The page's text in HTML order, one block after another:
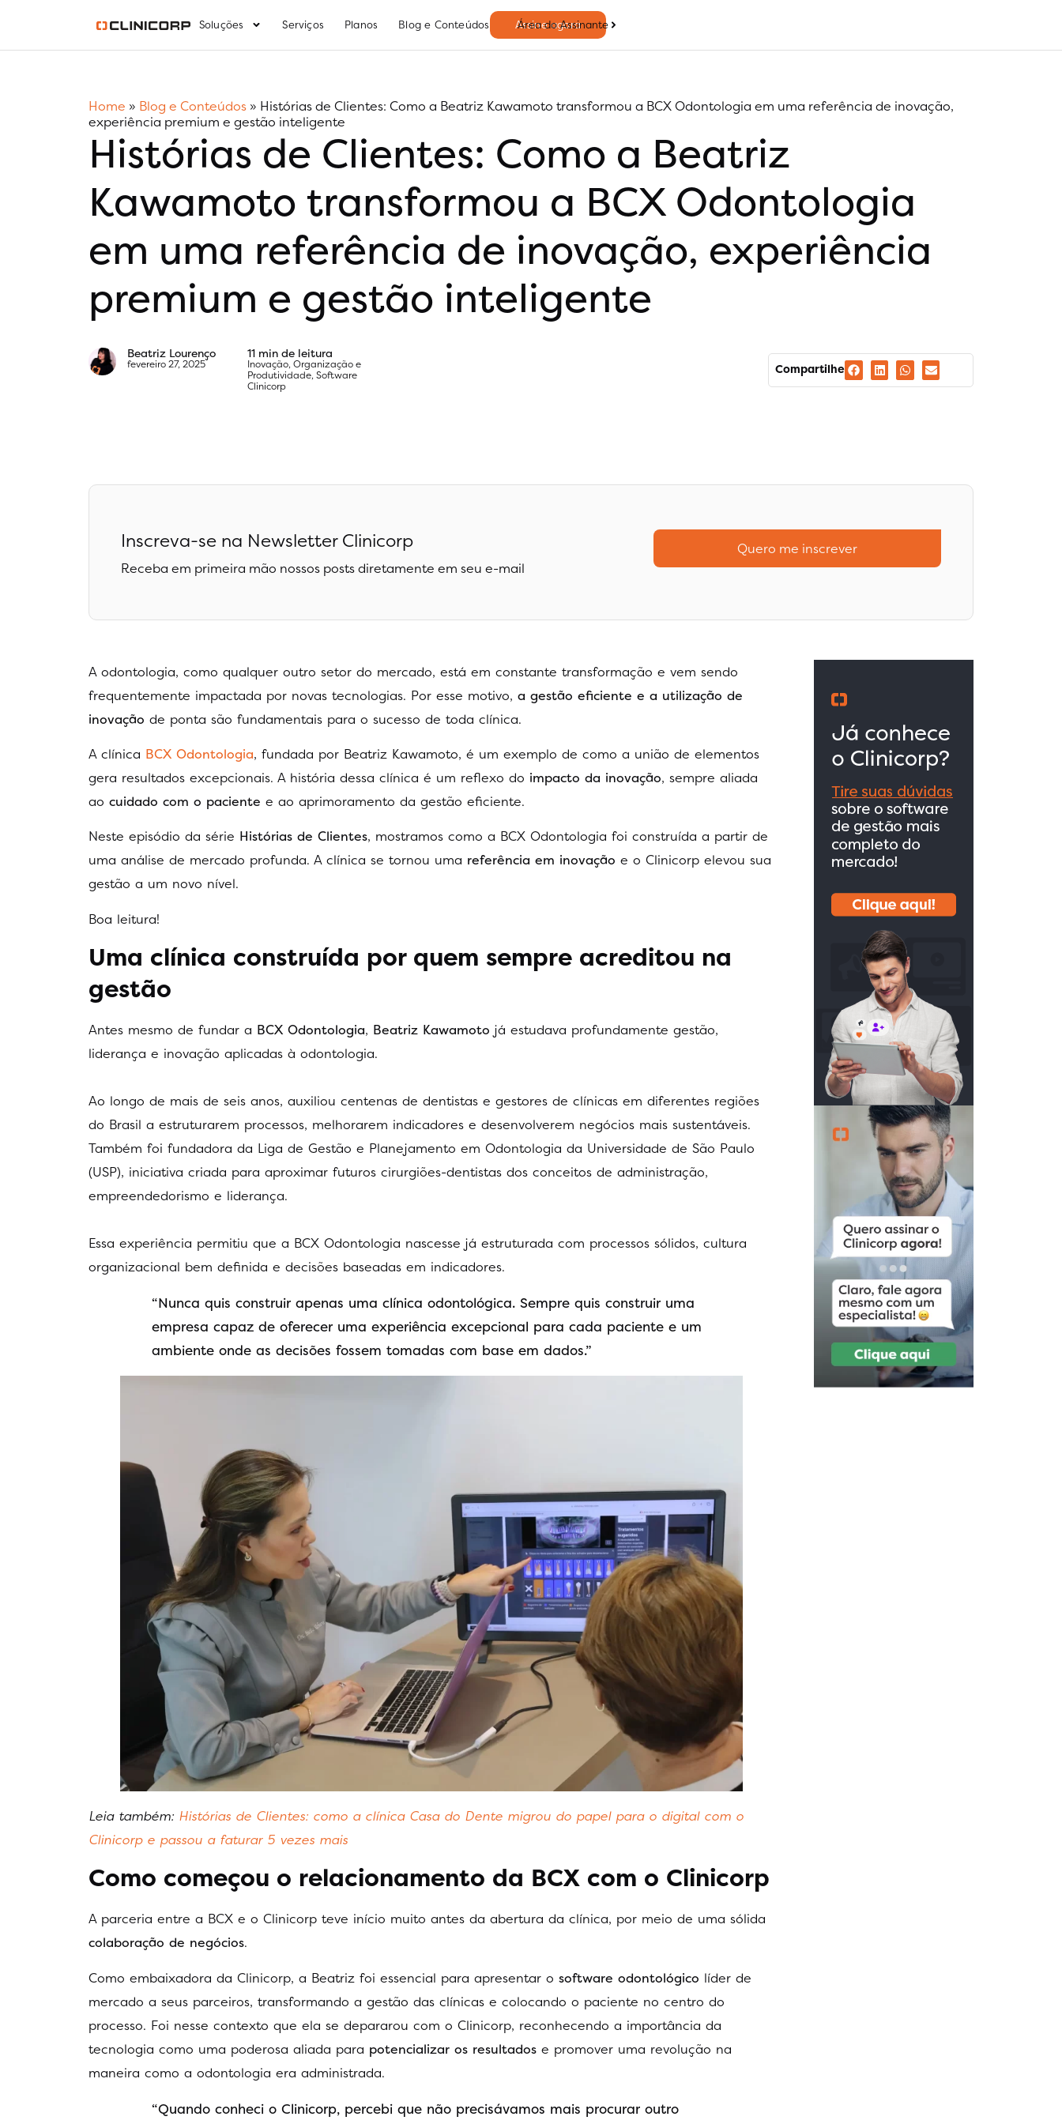
Soluções Serviços Planos Blog e Conteúdos Assine agora
Área do Assinante
Home » Blog e Conteúdos » Histórias de Clientes: Como a Beatriz Kawamoto transformou a BCX Odontologia em uma referência de inovação,
experiência premium e gestão inteligente
Histórias de Clientes: Como a Beatriz
Kawamoto transformou a BCX Odontologia
em uma referência de inovação, experiência
premium e gestão inteligente
Beatriz Lourenço
fevereiro 27, 2025
11 min de leitura
Inovação,Organização e
Produtividade,Software
Clinicorp
Compartilhe
Inscreva-se na Newsletter Clinicorp
Receba em primeira mão nossos posts diretamente em seu e-mail
Quero me inscrever
A odontologia, como qualquer outro setor do mercado, está em constante transformação e vem sendo
frequentemente impactada por novas tecnologias. Por esse motivo, a gestão eficiente e a utilização de
inovação de ponta são fundamentais para o sucesso de toda clínica.
A clínica BCX Odontologia, fundada por Beatriz Kawamoto, é um exemplo de como a união de elementos
gera resultados excepcionais. A história dessa clínica é um reflexo do impacto da inovação, sempre aliada
ao cuidado com o paciente e ao aprimoramento da gestão eficiente.
Neste episódio da série Histórias de Clientes, mostramos como a BCX Odontologia foi construída a partir de
uma análise de mercado profunda. A clínica se tornou uma referência em inovação e o Clinicorp elevou sua
gestão a um novo nível.
Boa leitura!
Uma clínica construída por quem sempre acreditou na
gestão
Antes mesmo de fundar a BCX Odontologia, Beatriz Kawamoto já estudava profundamente gestão,
liderança e inovação aplicadas à odontologia.
Ao longo de mais de seis anos, auxiliou centenas de dentistas e gestores de clínicas em diferentes regiões
do Brasil a estruturarem processos, melhorarem indicadores e desenvolverem negócios mais sustentáveis.
Também foi fundadora da Liga de Gestão e Planejamento em Odontologia da Universidade de São Paulo
(USP), iniciativa criada para aproximar futuros cirurgiões-dentistas dos conceitos de administração,
empreendedorismo e liderança.
Essa experiência permitiu que a BCX Odontologia nascesse já estruturada com processos sólidos, cultura
organizacional bem definida e decisões baseadas em indicadores.
“Nunca quis construir apenas uma clínica odontológica. Sempre quis construir uma
empresa capaz de oferecer uma experiência excepcional para cada paciente e um
ambiente onde as decisões fossem tomadas com base em dados.”
Leia também: Histórias de Clientes: como a clínica Casa do Dente migrou do papel para o digital com o
Clinicorp e passou a faturar 5 vezes mais
Como começou o relacionamento da BCX com o Clinicorp
A parceria entre a BCX e o Clinicorp teve início muito antes da abertura da clínica, por meio de uma sólida
colaboração de negócios.
Como embaixadora da Clinicorp, a Beatriz foi essencial para apresentar o software odontológico líder de
mercado a seus parceiros, transformando a gestão das clínicas e colocando o paciente no centro do
processo. Foi nesse contexto que ela se depararou com o Clinicorp, reconhecendo a importância da
tecnologia como uma poderosa aliada para potencializar os resultados e promover uma revolução na
maneira como a odontologia era administrada.
“Quando conheci o Clinicorp, percebi que não precisávamos mais procurar outro